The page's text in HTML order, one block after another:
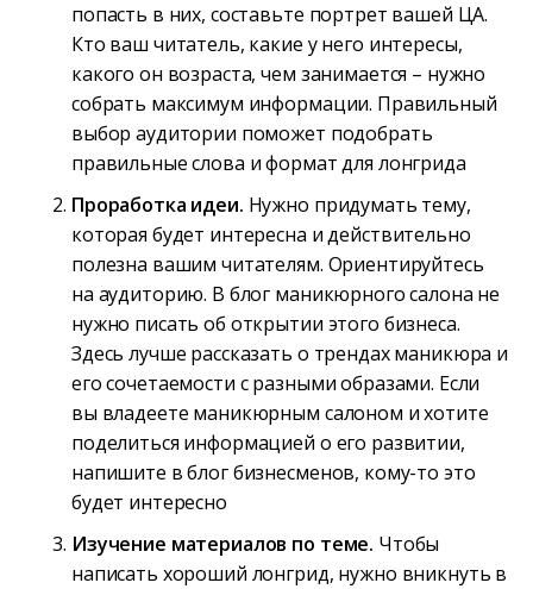
попасть в них, составьте портрет вашей ЦА.
Кто ваш читатель, какие у него интересы,
какого он возраста, чем занимается – нужно
собрать максимум информации. Правильный
выбор аудитории поможет подобрать
правильные слова и формат для лонгрида
Проработка идеи. Нужно придумать тему,
которая будет интересна и действительно
полезна вашим читателям. Ориентируйтесь
на аудиторию. В блог маникюрного салона не
нужно писать об открытии этого бизнеса.
Здесь лучше рассказать о трендах маникюра и
его сочетаемости с разными образами. Если
вы владеете маникюрным салоном и хотите
поделиться информацией о его развитии,
напишите в блог бизнесменов, кому-то это
будет интересно
Изучение материалов по теме. Чтобы
написать хороший лонгрид, нужно вникнуть в